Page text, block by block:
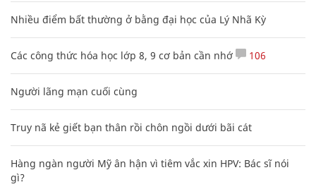
Nhiều điểm bất thường ở bằng đại học của Lý Nhã Kỳ
Các công thức hóa học lớp 8, 9 cơ bản cần nhớ 106
Người lãng mạn cuối cùng
Truy nã kẻ giết bạn thân rồi chôn ngồi dưới bãi cát
Hàng ngàn người Mỹ ân hận vì tiêm vắc xin HPV: Bác sĩ nói
gì?